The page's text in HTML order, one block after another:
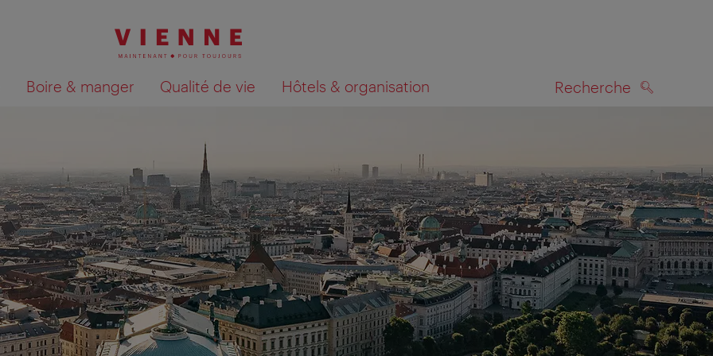
Boire & manger Qualité de vie Hôtels & organisation Recherche